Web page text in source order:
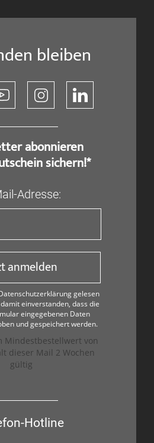
bleiben
abonnieren
sichern!*
Adresse:
anmelden
gelesen
einverstanden, dass die
eingegebenen Daten
und gespeichert werden.
Mindestbestellwert von
dieser Mail 2 Wochen
gültig
Hotline